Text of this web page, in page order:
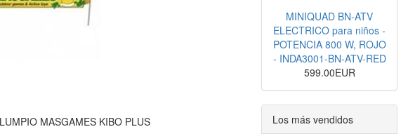
MASGAMES KIBO PLUS
MINIQUAD BN-ATV
ELECTRICO para niños -
POTENCIA 800 W, ROJO
- INDA3001-BN-ATV-RED
599.00EUR
Los más vendidos